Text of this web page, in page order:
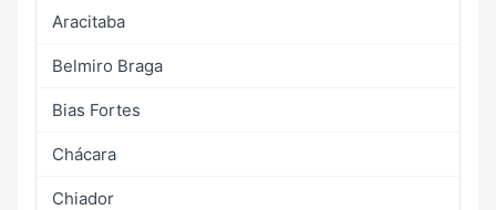
Aracitaba
Belmiro Braga
Bias Fortes
Chácara
Chiador